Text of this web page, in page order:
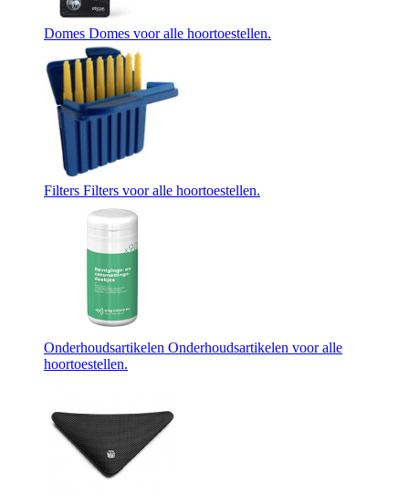
Domes Domes voor alle hoortoestellen.
Filters Filters voor alle hoortoestellen.
Onderhoudsartikelen Onderhoudsartikelen voor alle
hoortoestellen.